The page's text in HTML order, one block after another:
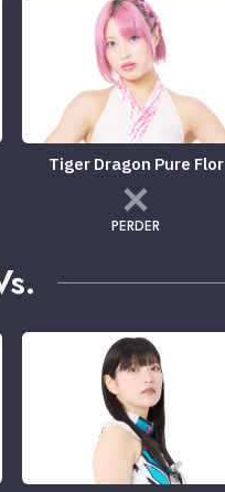
Tiger Dragon Pure Flor
PERDER